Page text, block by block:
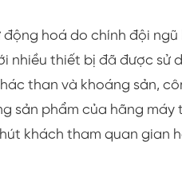
hoá do chính đội ngũ
nhiều thiết bị đã được sử
than và khoáng sản,
sản phẩm của hãng máy
khách tham quan gian